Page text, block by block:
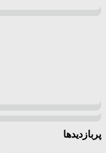
پربازدیدها